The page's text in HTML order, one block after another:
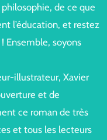
de ce que
l’éducation, et restez
Ensemble, soyons
illustrateur, Xavier
et de
ce roman de très
et tous les lecteurs